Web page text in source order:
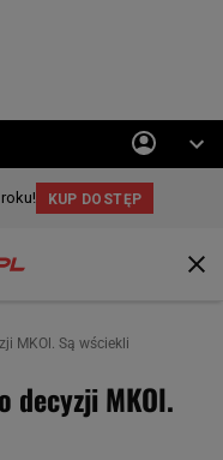
MKOl. Są wściekli
decyzji MKOl.